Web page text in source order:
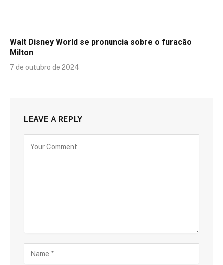
Walt Disney World se pronuncia sobre o furacão
Milton
7 de outubro de 2024
LEAVE A REPLY